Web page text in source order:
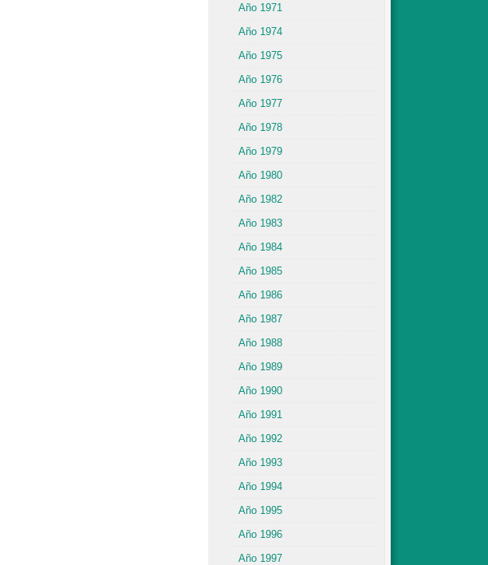
Año 1971
Año 1974
Año 1975
Año 1976
Año 1977
Año 1978
Año 1979
Año 1980
Año 1982
Año 1983
Año 1984
Año 1985
Año 1986
Año 1987
Año 1988
Año 1989
Año 1990
Año 1991
Año 1992
Año 1993
Año 1994
Año 1995
Año 1996
Año 1997